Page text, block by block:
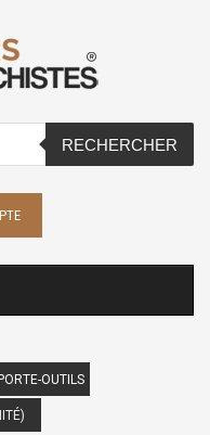
RECHERCHER
OUTILS